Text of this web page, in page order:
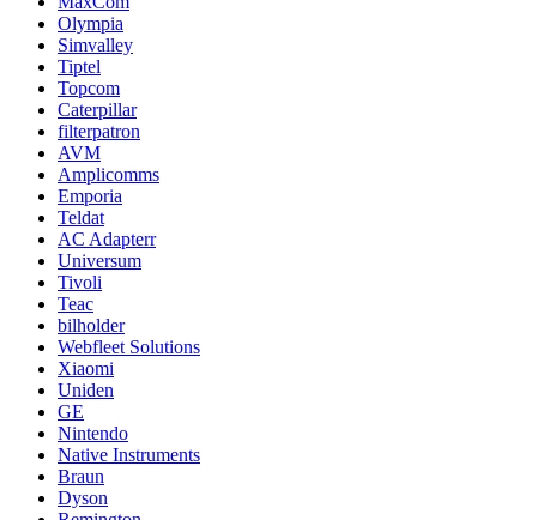
Olympia
Simvalley
Tiptel
Topcom
Caterpillar
filterpatron
AVM
Amplicomms
Emporia
Teldat
AC Adapterr
Universum
Tivoli
Teac
bilholder
Webfleet Solutions
Xiaomi
Uniden
GE
Nintendo
Native Instruments
Braun
Dyson